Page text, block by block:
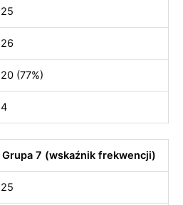
25
26
20 (77%)
4
Grupa 7 (wskaźnik frekwencji)
25